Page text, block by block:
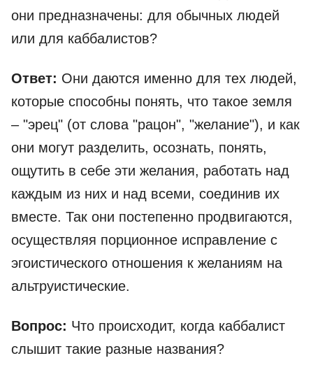
они предназначены: для обычных людей
или для каббалистов?
Ответ: Они даются именно для тех людей,
которые способны понять, что такое земля
– "эрец" (от слова "рацон", "желание"), и как
они могут разделить, осознать, понять,
ощутить в себе эти желания, работать над
каждым из них и над всеми, соединив их
вместе. Так они постепенно продвигаются,
осуществляя порционное исправление с
эгоистического отношения к желаниям на
альтруистические.
Вопрос: Что происходит, когда каббалист
слышит такие разные названия?